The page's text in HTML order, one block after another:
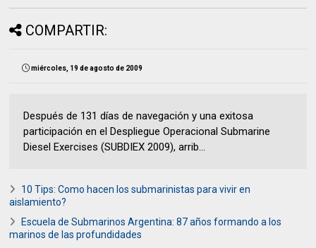
COMPARTIR:
miércoles, 19 de agosto de 2009
Después de 131 días de navegación y una exitosa
participación en el Despliegue Operacional Submarine
Diesel Exercises (SUBDIEX 2009), arrib...
10 Tips: Como hacen los submarinistas para vivir en
aislamiento?
Escuela de Submarinos Argentina: 87 años formando a los
marinos de las profundidades